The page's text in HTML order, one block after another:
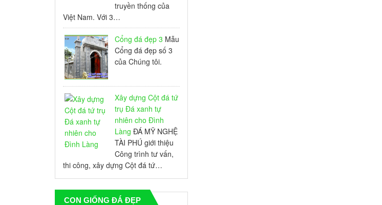
truyền thống của
Việt Nam. Với 3…
Cổng đá đẹp 3 Mẫu
Cổng đá đẹp số 3
của Chúng tôi.
Xây dựng Cột đá tứ
trụ Đá xanh tự
nhiên cho Đình
Làng ĐÁ MỸ NGHỆ
TÀI PHÚ giới thiệu
Công trình tư vấn,
thi công, xây dựng Cột đá tứ…
CON GIỐNG ĐÁ ĐẸP